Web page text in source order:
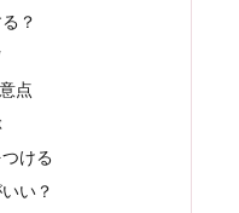
？
点
ける
い？